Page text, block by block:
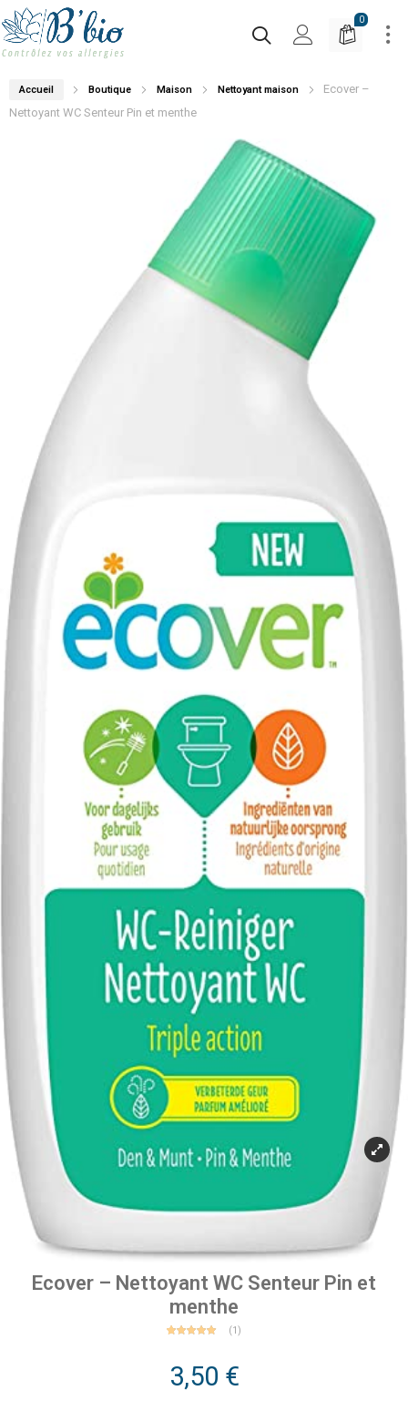
0
Accueil Boutique Maison Nettoyant maison
Ecover –
Nettoyant WC Senteur Pin et menthe
Ecover – Nettoyant WC Senteur Pin et
menthe
basé
sur
notation
(1 )
3,50 €